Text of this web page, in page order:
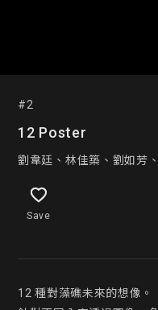
#2
12 Poster
劉韋廷、林佳築、劉如芳
Save
12 種對藻礁未來的想像。